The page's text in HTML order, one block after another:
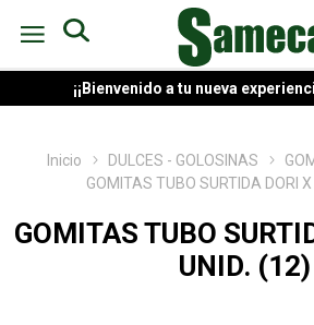
¡¡Bienvenido a tu nueva
Inicio DULCES - GOLOSINAS
GOMITAS TUBO SURTIDA DORI
GOMITAS TUBO
UNID. (12)